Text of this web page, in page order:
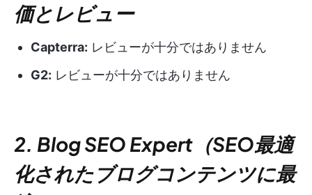
価とレビュー
Capterra: レビューが十分ではありません
G2: レビューが十分ではありません
2. Blog SEO Expert（SEO最適
化されたブログコンテンツに最